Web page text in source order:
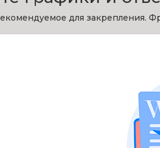
для закрепления.